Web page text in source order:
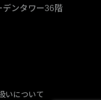
デンタワー36階
いについて